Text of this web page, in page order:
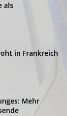
als
in Frankreich
Mehr